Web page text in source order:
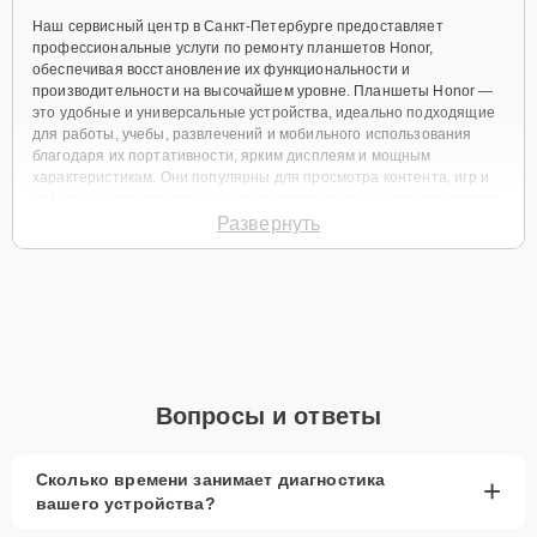
Наш сервисный центр в Санкт-Петербурге предоставляет
профессиональные услуги по ремонту планшетов Honor,
обеспечивая восстановление их функциональности и
производительности на высочайшем уровне. Планшеты Honor —
это удобные и универсальные устройства, идеально подходящие
для работы, учебы, развлечений и мобильного использования
благодаря их портативности, ярким дисплеям и мощным
характеристикам. Они популярны для просмотра контента, игр и
из-за падений, износа или программных сбоев. Мы предлагаем
Наши квалифицированные мастера обладают обширным опытом
другие. Мы выполняем ремонт любой сложности, устраняя
неисправности оперативно, чтобы вы могли продолжать
Развернуть
Вопросы и ответы
Сколько времени занимает диагностика
вашего устройства?
+